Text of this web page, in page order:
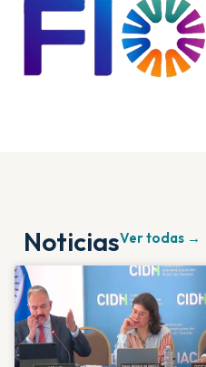
NoticiasVer todas →